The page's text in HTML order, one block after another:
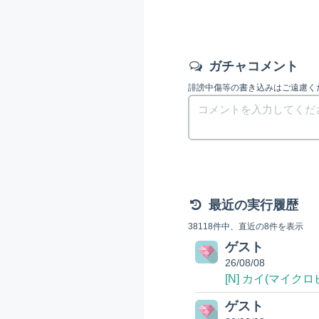
ガチャコメント
誹謗中傷等の書き込みはご遠慮く
最近の実行履歴
38118件中、直近の8件を表示
ゲスト
26/08/08
[N] カイ(マイクロ
ゲスト